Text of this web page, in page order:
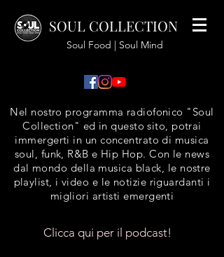
SOUL COLLECTION
Soul Food | Soul Mind
Nel nostro programma radiofonico "Soul
Collection" ed in questo sito, potrai
immergerti in un concentrato di musica
soul, funk, R&B e Hip Hop. Con le news
dal mondo della musica black, le nostre
playlist, i video e le notizie riguardanti i
migliori artisti emergenti
Clicca qui per il podcast!